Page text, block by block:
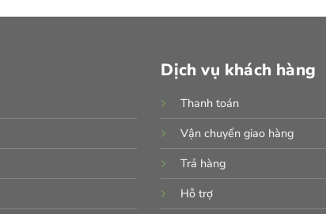
Dịch vụ khách hàng
Thanh toán
Vận chuyển giao hàng
Trả hàng
Hỗ trợ